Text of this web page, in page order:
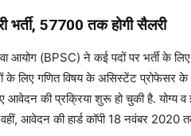
भर्ती, 57700 तक होगी सैलरी
(BPSC) ने कई पदों पर भर्ती के लिए
के लिए गणित विषय के असिस्टेंट प्रोफेसर
आवेदन की प्रक्रिया शुरू हो चुकी है. योग्य
आवेदन की हार्ड कॉपी 18 नवंबर 2020